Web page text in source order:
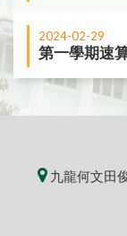
2024-02-29
第一學期速
九龍何文田